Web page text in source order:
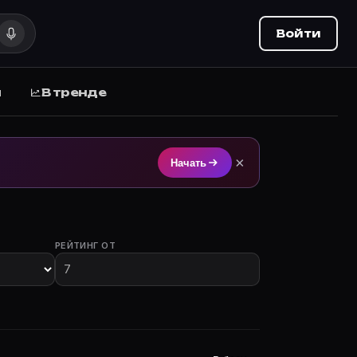
Movie Planner.
Войти
В тренде
Начать ×
РЕЙТИНГ ОТ